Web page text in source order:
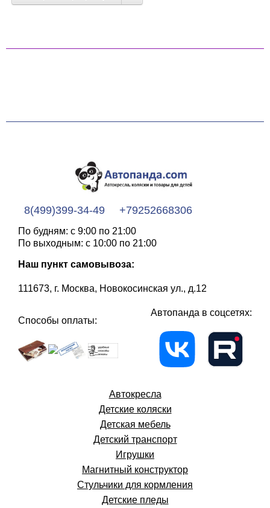
8(499)399-34-49 +79252668306
По будням: с 9:00 по 21:00
По выходным: с 10:00 по 21:00
Наш пункт самовывоза:
111673, г. Москва, Новокосинская ул., д.12
Способы оплаты:
Автопанда в соцсетях:
Автокресла
Детские коляски
Детская мебель
Детский транспорт
Игрушки
Магнитный конструктор
Стульчики для кормления
Детские пледы